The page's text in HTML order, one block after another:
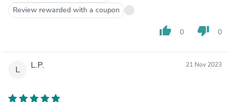
Review rewarded with a coupon
thumb_up 0 thumb_down 0
L L.P. 21 Nov 2023